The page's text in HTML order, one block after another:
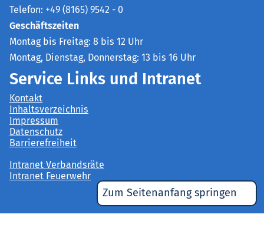
Zum Seitenanfang springen
Telefon: +49 (8165) 9542 - 0
Geschäftszeiten
Montag bis Freitag: 8 bis 12 Uhr
Montag, Dienstag, Donnerstag: 13 bis 16 Uhr
Service Links und Intranet
Kontakt
Inhaltsverzeichnis
Impressum
Datenschutz
Barrierefreiheit
Intranet Verbandsräte
Intranet Feuerwehr